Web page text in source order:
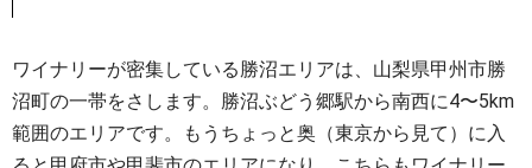
ワイナリーが密集している勝沼エリアは、山梨県甲州市勝
沼町の一帯をさします。勝沼ぶどう郷駅から南西に4〜5km
範囲のエリアです。もうちょっと奥（東京から見て）に入